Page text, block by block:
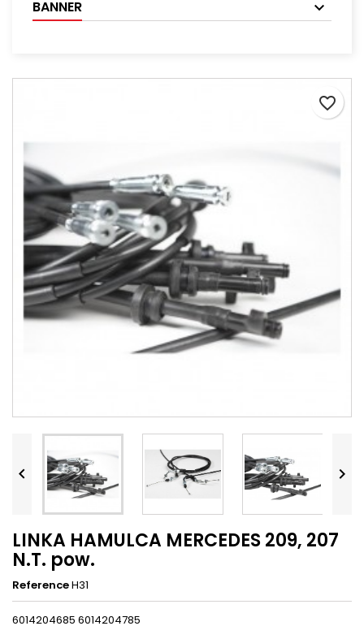
BANNER
favorite_border
 
 
LINKA HAMULCA MERCEDES 209, 207
N.T. pow.
ReferenceH31
6014204685 6014204785